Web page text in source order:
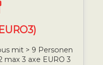
mit > 9 Personen
max 3 axe EURO 3